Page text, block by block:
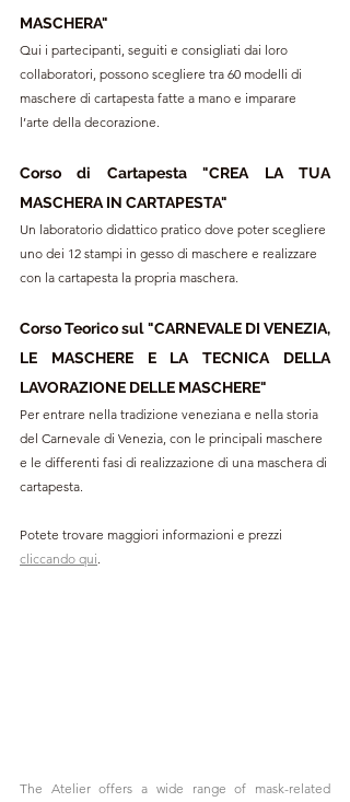
MASCHERA"
Qui i partecipanti, seguiti e consigliati dai loro
collaboratori, possono scegliere tra 60 modelli di
maschere di cartapesta fatte a mano e imparare
l’arte della decorazione.
Corso di Cartapesta "CREA LA TUA
MASCHERA IN CARTAPESTA"
Un laboratorio didattico pratico dove poter scegliere
uno dei 12 stampi in gesso di maschere e realizzare
con la cartapesta la propria maschera.
Corso Teorico sul "CARNEVALE DI VENEZIA,
LE MASCHERE E LA TECNICA DELLA
LAVORAZIONE DELLE MASCHERE"
Per entrare nella tradizione veneziana e nella storia
del Carnevale di Venezia, con le principali maschere
e le differenti fasi di realizzazione di una maschera di
cartapesta.
Potete trovare maggiori informazioni e prezzi
cliccando qui
The Atelier offers a wide range of mask-related